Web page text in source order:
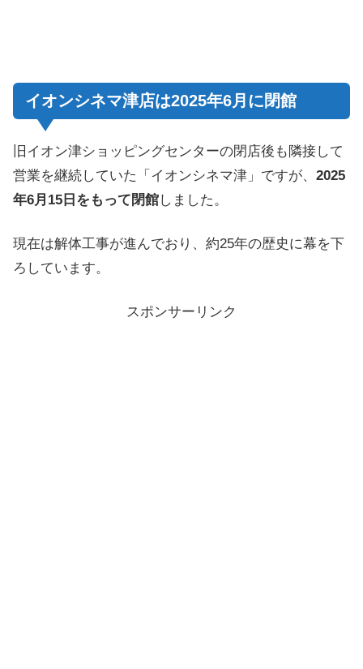
イオンシネマ津店は2025年6月に閉館
旧イオン津ショッピングセンターの閉店後も隣接して
営業を継続していた「イオンシネマ津」ですが、 2025
年6月15日をもって閉館しました。
現在は解体工事が進んでおり、約25年の歴史に幕を下
ろしています。
スポンサーリンク